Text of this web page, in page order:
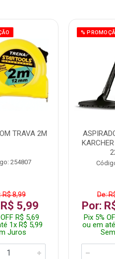
TRAVA 2M
254807
R$ 8,99
5,99
R$ 5,69
1x R$ 5,99
Juros
%
De:
Por:
Pix 5%
ou em